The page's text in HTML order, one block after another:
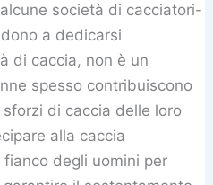
società di cacciatori-
a dedicarsi
di caccia, non è un
spesso contribuiscono
di caccia delle loro
alla caccia
degli uomini per